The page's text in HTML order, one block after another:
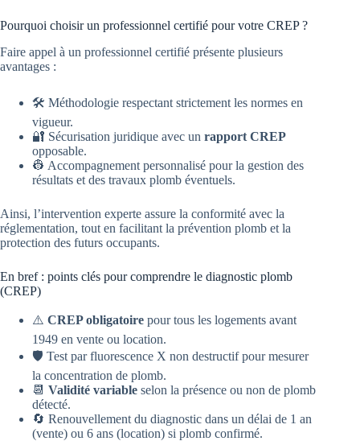
Pourquoi choisir un professionnel certifié pour votre CREP ?
Faire appel à un professionnel certifié présente plusieurs
avantages :
🛠️ Méthodologie respectant strictement les normes en
vigueur.
🔐 Sécurisation juridique avec un rapport CREP
opposable.
👷 Accompagnement personnalisé pour la gestion des
résultats et des travaux plomb éventuels.
Ainsi, l’intervention experte assure la conformité avec la
réglementation, tout en facilitant la prévention plomb et la
protection des futurs occupants.
En bref : points clés pour comprendre le diagnostic plomb
(CREP)
⚠️ CREP obligatoire pour tous les logements avant
1949 en vente ou location.
🛡️ Test par fluorescence X non destructif pour mesurer
la concentration de plomb.
📆 Validité variable selon la présence ou non de plomb
détecté.
🔄 Renouvellement du diagnostic dans un délai de 1 an
(vente) ou 6 ans (location) si plomb confirmé.